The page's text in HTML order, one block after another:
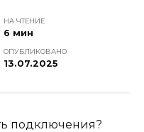
НА ЧТЕНИЕ
6 мин
ОПУБЛИКОВАНО
13.07.2025
подключения?